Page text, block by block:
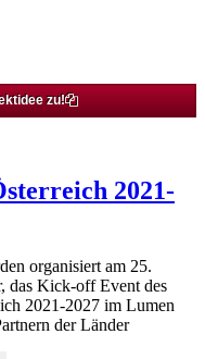
zu!
2021-
organisiert am 25.
das Kick-off Event des
2021-2027 im Lumen
der Länder